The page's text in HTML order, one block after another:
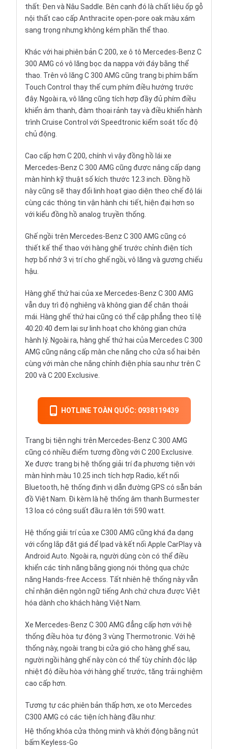
thất: Đen và Nâu Saddle. Bên cạnh đó là chất liệu ốp gỗ
nội thất cao cấp Anthracite open-pore oak màu xám
sang trọng nhưng không kém phần thể thao.
Khác với hai phiên bản C 200, xe ô tô Mercedes-Benz C
300 AMG có vô lăng bọc da nappa với đáy bằng thể
thao. Trên vô lăng C 300 AMG cũng trang bị phím bấm
Touch Control thay thế cụm phím điều hướng trước
đây. Ngoài ra, vô lăng cũng tích hợp đầy đủ phím điều
khiển âm thanh, đàm thoại rảnh tay và điều khiển hành
trình Cruise Control với Speedtronic kiểm soát tốc độ
chủ động.
Cao cấp hơn C 200, chính vì vậy đồng hồ lái xe
Mercedes-Benz C 300 AMG cũng được nâng cấp dạng
màn hình kỹ thuật số kích thước 12.3 inch. Đồng hồ
này cũng sẽ thay đổi linh hoạt giao diện theo chế độ lái
cùng các thông tin vận hành chi tiết, hiện đại hơn so
với kiểu đồng hồ analog truyền thống.
Ghế ngồi trên Mercedes-Benz C 300 AMG cũng có
thiết kế thể thao với hàng ghế trước chỉnh điện tích
hợp bố nhớ 3 vị trí cho ghế ngồi, vô lăng và gương chiếu
hậu.
Hàng ghế thứ hai của xe Mercedes-Benz C 300 AMG
vẫn duy trì độ nghiêng và không gian để chân thoải
mái. Hàng ghế thứ hai cũng có thể cập phẳng theo tỉ lệ
40:20:40 đem lại sự linh hoạt cho không gian chứa
hành lý. Ngoài ra, hàng ghế thứ hai của Mercedes C 300
AMG cũng nâng cấp màn che nắng cho cửa sổ hai bên
cùng với màn che nắng chỉnh điện phía sau như trên C
200 và C 200 Exclusive.
HOTLINE TOÀN QUỐC: 0938119439
Trang bị tiện nghi trên Mercedes-Benz C 300 AMG
cũng có nhiều điểm tương đồng với C 200 Exclusive.
Xe được trang bị hệ thống giải trí đa phương tiện với
màn hình màu 10.25 inch tích hợp Radio, kết nối
Bluetooth, hệ thống định vị dẫn đường GPS có sẵn bản
đồ Việt Nam. Đi kèm là hệ thống âm thanh Burmester
13 loa có công suất đầu ra lên tới 590 watt.
Hệ thống giải trí của xe C300 AMG cũng khá đa dạng
với cổng lắp đặt giá để Ipad và kết nối Apple CarPlay và
Android Auto. Ngoài ra, người dùng còn có thể điều
khiển các tính năng bằng giọng nói thông qua chức
năng Hands-free Access. Tất nhiên hệ thống này vẫn
chỉ nhận diện ngôn ngữ tiếng Anh chứ chưa được Việt
hóa dành cho khách hàng Việt Nam.
Xe Mercedes-Benz C 300 AMG đẳng cấp hơn với hệ
thống điều hòa tự động 3 vùng Thermotronic. Với hệ
thống này, ngoài trang bị cửa gió cho hàng ghế sau,
người ngồi hàng ghế này còn có thể tùy chỉnh độc lập
nhiệt độ điều hòa với hàng ghế trước, tăng trải nghiệm
cao cấp hơn.
Tương tự các phiên bản thấp hơn, xe oto Mercedes
C300 AMG có các tiện ích hàng đầu như:
Hệ thống khóa cửa thông minh và khởi động bằng nút
bấm Keyless-Go